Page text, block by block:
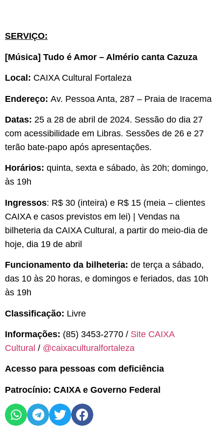
SERVIÇO:
[Música] Tudo é Amor – Almério canta Cazuza
Local: CAIXA Cultural Fortaleza
Endereço: Av. Pessoa Anta, 287 – Praia de Iracema
Datas: 25 a 28 de abril de 2024. Sessão do dia 27
com acessibilidade em Libras. Sessões de 26 e 27
terão bate-papo após apresentações.
Horários: quinta, sexta e sábado, às 20h; domingo,
às 19h
Ingressos: R$ 30 (inteira) e R$ 15 (meia – clientes
CAIXA e casos previstos em lei) | Vendas na
bilheteria da CAIXA Cultural, a partir do meio-dia de
hoje, dia 19 de abril
Funcionamento da bilheteria: de terça a sábado,
das 10 às 20 horas, e domingos e feriados, das 10h
às 19h
Classificação: Livre
Informações: (85) 3453-2770 / Site CAIXA
Cultural / @caixaculturalfortaleza
Acesso para pessoas com deficiência
Patrocínio: CAIXA e Governo Federal